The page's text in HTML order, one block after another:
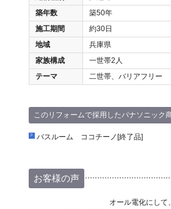
築年数
築50年
施工期間
約30日
地域
兵庫県
家族構成
一世帯2人
テーマ
二世帯、バリアフリー
このリフォームで採用したパナソニック
バスルーム ココチーノ[終了品]
お客様の声
オール電化にして